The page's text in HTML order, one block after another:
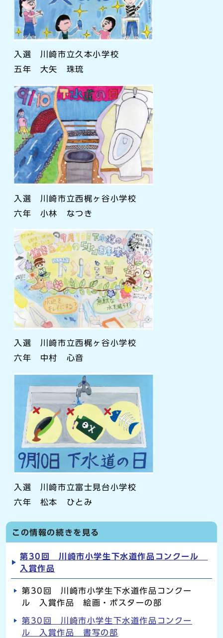
入選 川崎市立久本小学校
五年 大矢 珠琉
入選 川崎市立西梶ヶ谷小学校
六年 小林 なつき
入選 川崎市立西梶ヶ谷小学校
六年 中村 心音
入選 川崎市立富士見台小学校
六年 松本 ひとみ
この情報の続きを見る
第30回 川崎市小学生下水道作品コンクール
入賞作品
第30回 川崎市小学生下水道作品コンクー
ル 入賞作品 絵画・ポスターの部
第30回 川崎市小学生下水道作品コンクー
ル 入賞作品 書写の部